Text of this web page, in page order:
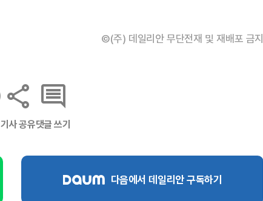
©(주) 데일리안 무단전재 및 재배포 금지
기사 공유댓글 쓰기
다음에서 데일리안 구독하기